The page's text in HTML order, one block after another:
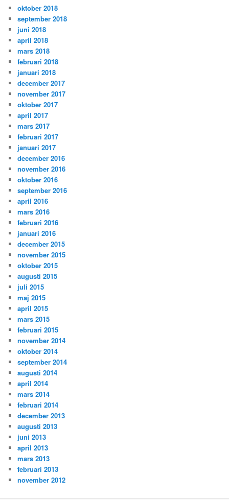
oktober 2018
september 2018
juni 2018
april 2018
mars 2018
februari 2018
januari 2018
december 2017
november 2017
oktober 2017
april 2017
mars 2017
februari 2017
januari 2017
december 2016
november 2016
oktober 2016
september 2016
april 2016
mars 2016
februari 2016
januari 2016
december 2015
november 2015
oktober 2015
augusti 2015
juli 2015
maj 2015
april 2015
mars 2015
februari 2015
november 2014
oktober 2014
september 2014
augusti 2014
april 2014
mars 2014
februari 2014
december 2013
augusti 2013
juni 2013
april 2013
mars 2013
februari 2013
november 2012